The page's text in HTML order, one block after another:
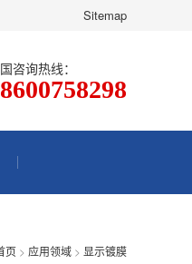
Sitemap
咨询热线：
页 > 应用领域 > 显示镀膜